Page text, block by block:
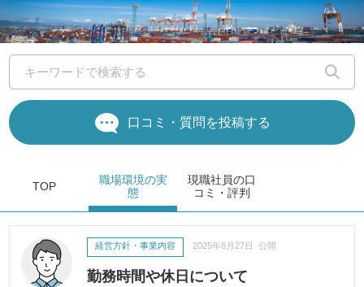
口コミ・質問を投稿する
TOP
職場環境の実
態
現職社員の口
コミ・評判
勤務時間や休日について
経営方針・事業内容 2025年8月27日 公開